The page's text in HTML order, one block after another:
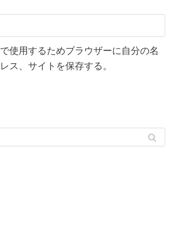
使用するためブラウザーに自分の名
ス、サイトを保存する。